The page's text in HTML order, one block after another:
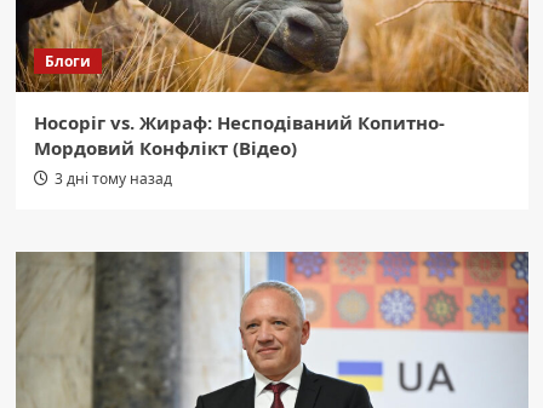
Блоги
Носоріг vs. Жираф: Несподіваний Копитно-
Мордовий Конфлікт (Відео)
3 дні тому назад